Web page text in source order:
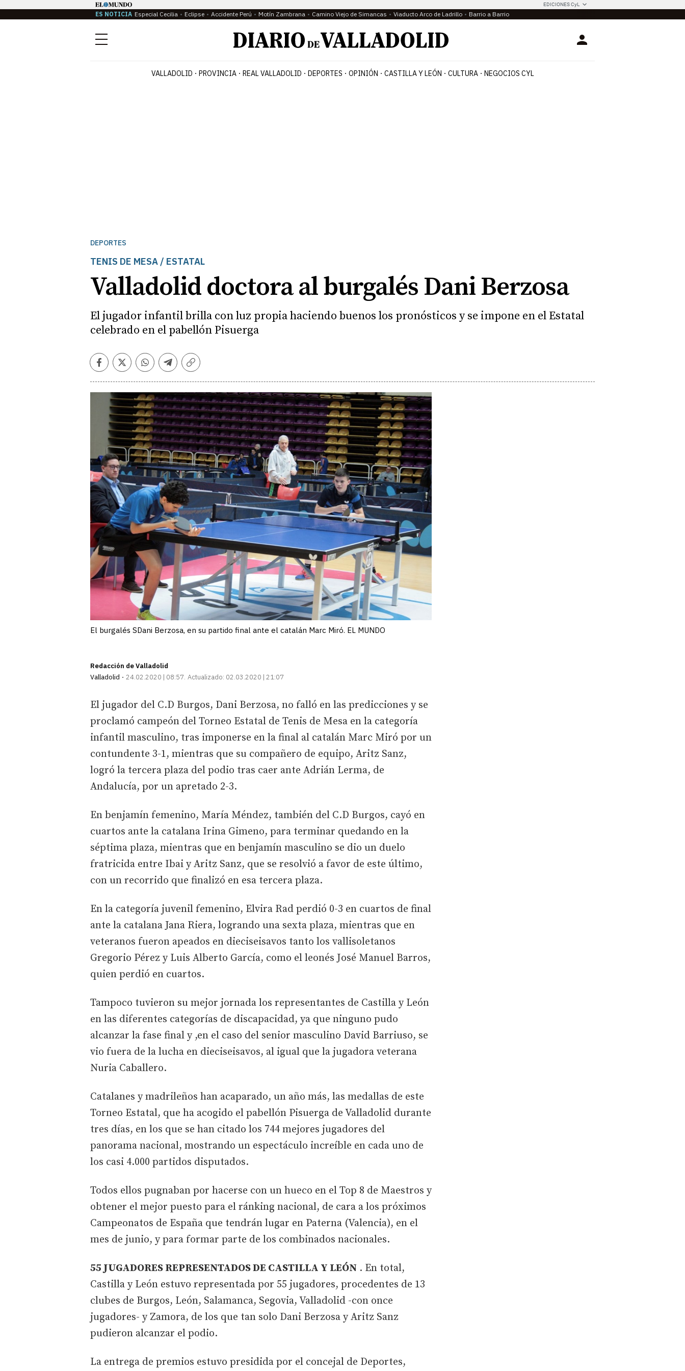
EDICIONES CyL
ES NOTICIA Especial Cecilia Eclipse Accidente Perú Motín Zambrana Camino Viejo de Simancas Viaducto Arco de Ladrillo Barrio a Barrio
Menú Login
VALLADOLID PROVINCIA REAL VALLADOLID DEPORTES OPINIÓN CASTILLA Y LEÓN CULTURA NEGOCIOS CYL
DEPORTES
TENIS DE MESA / ESTATAL
Valladolid doctora al burgalés Dani Berzosa
El jugador infantil brilla con luz propia haciendo buenos los pronósticos y se impone en el Estatal
celebrado en el pabellón Pisuerga
Facebook
TwitterWhatsapp
Telegram
Copiar
El burgalés SDani Berzosa, en su partido final ante el catalán Marc Miró. EL MUNDO
Redacción de Valladolid
Valladolid
24.02.2020 | 08:57 Actualizado: 02.03.2020 | 21:07
El jugador del C.D Burgos, Dani Berzosa, no falló en las predicciones y se
proclamó campeón del Torneo Estatal de Tenis de Mesa en la categoría
infantil masculino, tras imponerse en la final al catalán Marc Miró por un
contundente 3-1, mientras que su compañero de equipo, Aritz Sanz,
logró la tercera plaza del podio tras caer ante Adrián Lerma, de
Andalucía, por un apretado 2-3.
En benjamín femenino, María Méndez, también del C.D Burgos, cayó en
cuartos ante la catalana Irina Gimeno, para terminar quedando en la
séptima plaza, mientras que en benjamín masculino se dio un duelo
fratricida entre Ibai y Aritz Sanz, que se resolvió a favor de este último,
con un recorrido que finalizó en esa tercera plaza.
En la categoría juvenil femenino, Elvira Rad perdió 0-3 en cuartos de final
ante la catalana Jana Riera, logrando una sexta plaza, mientras que en
veteranos fueron apeados en dieciseisavos tanto los vallisoletanos
Gregorio Pérez y Luis Alberto García, como el leonés José Manuel Barros,
quien perdió en cuartos.
Tampoco tuvieron su mejor jornada los representantes de Castilla y León
en las diferentes categorías de discapacidad, ya que ninguno pudo
alcanzar la fase final y ,en el caso del senior masculino David Barriuso, se
vio fuera de la lucha en dieciseisavos, al igual que la jugadora veterana
Nuria Caballero.
Catalanes y madrileños han acaparado, un año más, las medallas de este
Torneo Estatal, que ha acogido el pabellón Pisuerga de Valladolid durante
tres días, en los que se han citado los 744 mejores jugadores del
panorama nacional, mostrando un espectáculo increíble en cada uno de
los casi 4.000 partidos disputados.
Todos ellos pugnaban por hacerse con un hueco en el Top 8 de Maestros y
obtener el mejor puesto para el ránking nacional, de cara a los próximos
Campeonatos de España que tendrán lugar en Paterna (Valencia), en el
mes de junio, y para formar parte de los combinados nacionales.
55 JUGADORES REPRESENTADOS DE CASTILLA Y LEÓN . En total,
Castilla y León estuvo representada por 55 jugadores, procedentes de 13
clubes de Burgos, León, Salamanca, Segovia, Valladolid -con once
jugadores- y Zamora, de los que tan solo Dani Berzosa y Aritz Sanz
pudieron alcanzar el podio.
La entrega de premios estuvo presidida por el concejal de Deportes,